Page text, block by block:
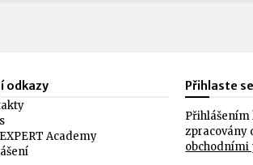
odkazy
Academy
Přihlaste
Přihlášením
zpracovány